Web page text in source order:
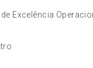
Excelência